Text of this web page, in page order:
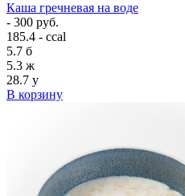
Каша гречневая на воде
- 300 руб.
185.4 - ccal
5.7 б
5.3 ж
28.7 у
В корзину